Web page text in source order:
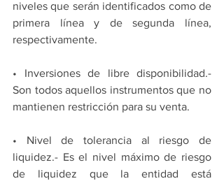
niveles que serán identificados como de
primera línea y de segunda línea,
respectivamente.
• Inversiones de libre disponibilidad.-
Son todos aquellos instrumentos que no
mantienen restricción para su venta.
• Nivel de tolerancia al riesgo de
liquidez.- Es el nivel máximo de riesgo
de liquidez que la entidad está